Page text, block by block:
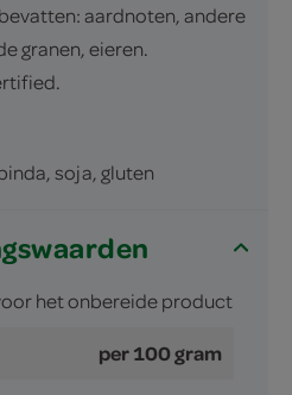
aardnoten, andere
granen, eieren.
soja, gluten
het onbereide product
per 100 gram